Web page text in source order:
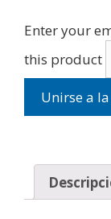
Enter your
this product
Unirse a